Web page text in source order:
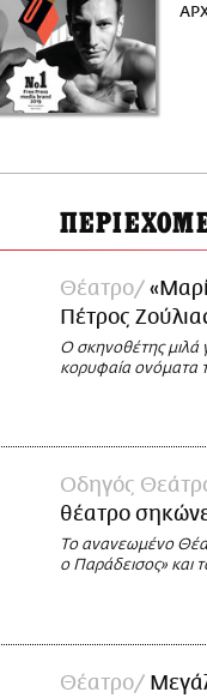
Θέατρο
Πέτρος
Ο σκηνοθέτης μιλά
κορυφαία ονόματα
Οδηγός
θέατρο
Το ανανεωμένο
ο Παράδεισος» και
Θέατρο